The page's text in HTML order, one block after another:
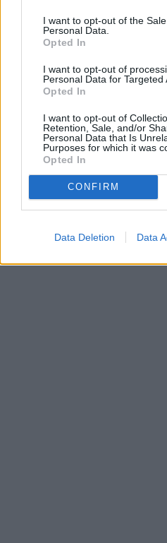
cualquier momento entrando
visitando nuestra política de
I want to opt-out of the
Personal Data.
Opted In
I want to opt-out of
Personal Data for Targeted
Opted In
I want to opt-out of
Retention, Sale, and/or
Personal Data that Is
Purposes for which it was
Opted In
CONFIRM
Data Deletion Data